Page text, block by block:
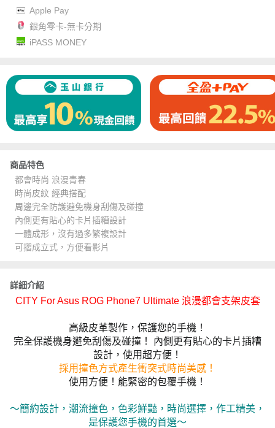
Apple Pay
銀角零卡-無卡分期
iPASS MONEY
商品特色
都會時尚 浪漫青春
時尚皮紋 經典搭配
周邊完全防護避免機身刮傷及碰撞
內側更有貼心的卡片插糟設計
一體成形，沒有過多繁複設計
可摺成立式，方便看影片
詳細介紹
CITY For Asus ROG Phone7 Ultimate 浪漫都會支架皮套
高級皮革製作，保護您的手機！
完全保護機身避免刮傷及碰撞！ 內側更有貼心的卡片插糟
設計，使用超方便！
採用撞色方式產生衝突式時尚美感！
使用方便！能緊密的包覆手機！
～簡約設計，潮流撞色，色彩鮮豔，時尚選擇，作工精美，
是保護您手機的首選～